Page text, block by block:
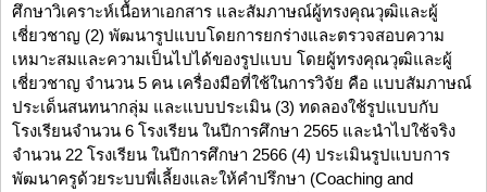
ศึกษาวิเคราะห์เนื้อหาเอกสาร และสัมภาษณ์ผู้ทรงคุณวุฒิและผู้
เชี่ยวชาญ (2) พัฒนารูปแบบโดยการยกร่างและตรวจสอบความ
เหมาะสมและความเป็นไปได้ของรูปแบบ โดยผู้ทรงคุณวุฒิและผู้
เชี่ยวชาญ จำนวน 5 คน เครื่องมือที่ใช้ในการวิจัย คือ แบบสัมภาษณ์
ประเด็นสนทนากลุ่ม และแบบประเมิน (3) ทดลองใช้รูปแบบกับ
โรงเรียนจำนวน 6 โรงเรียน ในปีการศึกษา 2565 และนำไปใช้จริง
จำนวน 22 โรงเรียน ในปีการศึกษา 2566 (4) ประเมินรูปแบบการ
พัฒนาครูด้วยระบบพี่เลี้ยงและให้คำปรึกษา (Coaching and